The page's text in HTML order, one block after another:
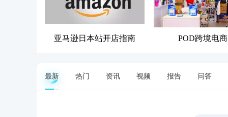
亚马逊日本站开店指南 POD跨境电商
最新 热门 资讯 视频 报告 问答